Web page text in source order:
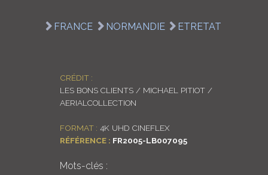
FRANCE NORMANDIE ETRETAT
CRÉDIT :
LES BONS CLIENTS / MICHAEL PITIOT /
AERIALCOLLECTION
FORMAT : 4K UHD CINEFLEX
RÉFÉRENCE : FR2005-LB007095
Mots-clés :